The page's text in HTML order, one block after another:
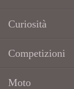
Curiosità
Competizioni
Moto